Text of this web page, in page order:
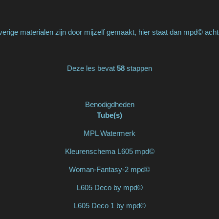
materialen zijn door mijzelf gemaakt, hier staat dan mpd©
Deze les bevat 58 stappen
Benodigdheden
Tube(s)
MPL Watermerk
Kleurenschema L605 mpd©
Woman-Fantasy-2 mpd©
L605 Deco by mpd©
L605 Deco 1 by mpd©